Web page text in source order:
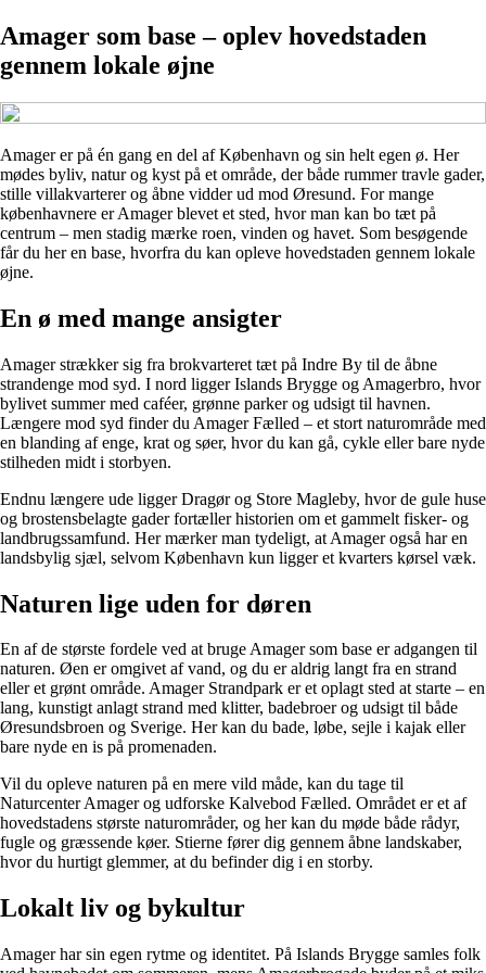
Amager som base – oplev hovedstaden
gennem lokale øjne
Amager er på én gang en del af København og sin helt egen ø. Her
mødes byliv, natur og kyst på et område, der både rummer travle gader,
stille villakvarterer og åbne vidder ud mod Øresund. For mange
københavnere er Amager blevet et sted, hvor man kan bo tæt på
centrum – men stadig mærke roen, vinden og havet. Som besøgende
får du her en base, hvorfra du kan opleve hovedstaden gennem lokale
øjne.
En ø med mange ansigter
Amager strækker sig fra brokvarteret tæt på Indre By til de åbne
strandenge mod syd. I nord ligger Islands Brygge og Amagerbro, hvor
bylivet summer med caféer, grønne parker og udsigt til havnen.
Længere mod syd finder du Amager Fælled – et stort naturområde med
en blanding af enge, krat og søer, hvor du kan gå, cykle eller bare nyde
stilheden midt i storbyen.
Endnu længere ude ligger Dragør og Store Magleby, hvor de gule huse
og brostensbelagte gader fortæller historien om et gammelt fisker- og
landbrugssamfund. Her mærker man tydeligt, at Amager også har en
landsbylig sjæl, selvom København kun ligger et kvarters kørsel væk.
Naturen lige uden for døren
En af de største fordele ved at bruge Amager som base er adgangen til
naturen. Øen er omgivet af vand, og du er aldrig langt fra en strand
eller et grønt område. Amager Strandpark er et oplagt sted at starte – en
lang, kunstigt anlagt strand med klitter, badebroer og udsigt til både
Øresundsbroen og Sverige. Her kan du bade, løbe, sejle i kajak eller
bare nyde en is på promenaden.
Vil du opleve naturen på en mere vild måde, kan du tage til
Naturcenter Amager og udforske Kalvebod Fælled. Området er et af
hovedstadens største naturområder, og her kan du møde både rådyr,
fugle og græssende køer. Stierne fører dig gennem åbne landskaber,
hvor du hurtigt glemmer, at du befinder dig i en storby.
Lokalt liv og bykultur
Amager har sin egen rytme og identitet. På Islands Brygge samles folk